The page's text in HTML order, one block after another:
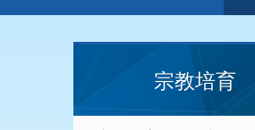
宗教培育